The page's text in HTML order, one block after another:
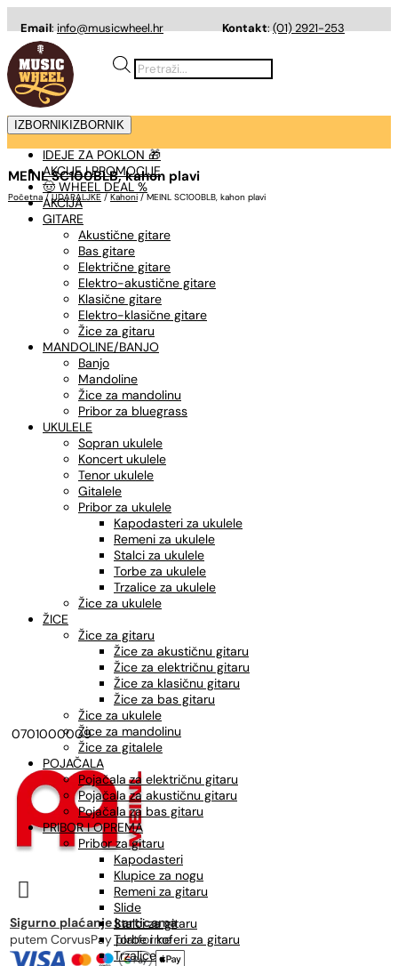
Email:info@musicwheel.hr Kontakt:(01) 2921-253
Products
search
IZBORNIK IZBORNIK
IDEJE ZA POKLON 🎁
AKCIJE I PROMOCIJE
🤠 WHEEL DEAL %
AKCIJA
GITARE
Akustične gitare
Bas gitare
Električne gitare
Elektro-akustične gitare
Klasične gitare
Elektro-klasične gitare
Žice za gitaru
MANDOLINE/BANJO
Banjo
Mandoline
Žice za mandolinu
Pribor za bluegrass
UKULELE
Sopran ukulele
Koncert ukulele
Tenor ukulele
Gitalele
Pribor za ukulele
Kapodasteri za ukulele
Remeni za ukulele
Stalci za ukulele
Torbe za ukulele
Trzalice za ukulele
Žice za ukulele
ŽICE
Žice za gitaru
Žice za akustičnu gitaru
Žice za električnu gitaru
Žice za klasičnu gitaru
Žice za bas gitaru
Žice za ukulele
Žice za mandolinu
Žice za gitalele
POJAČALA
Pojačala za električnu gitaru
Pojačala za akustičnu gitaru
Pojačala za bas gitaru
PRIBOR I OPREMA
Pribor za gitaru
Kapodasteri
Klupice za nogu
Remeni za gitaru
Slide
Stalci za gitaru
Torbe i koferi za gitaru
Trzalice
MEINL SC100BLB, kahon plavi
Početna / UDARALJKE / Kahoni / MEINL SC100BLB, kahon plavi
0701000009

Sigurno plaćanje karticama
putem CorvusPay platforme